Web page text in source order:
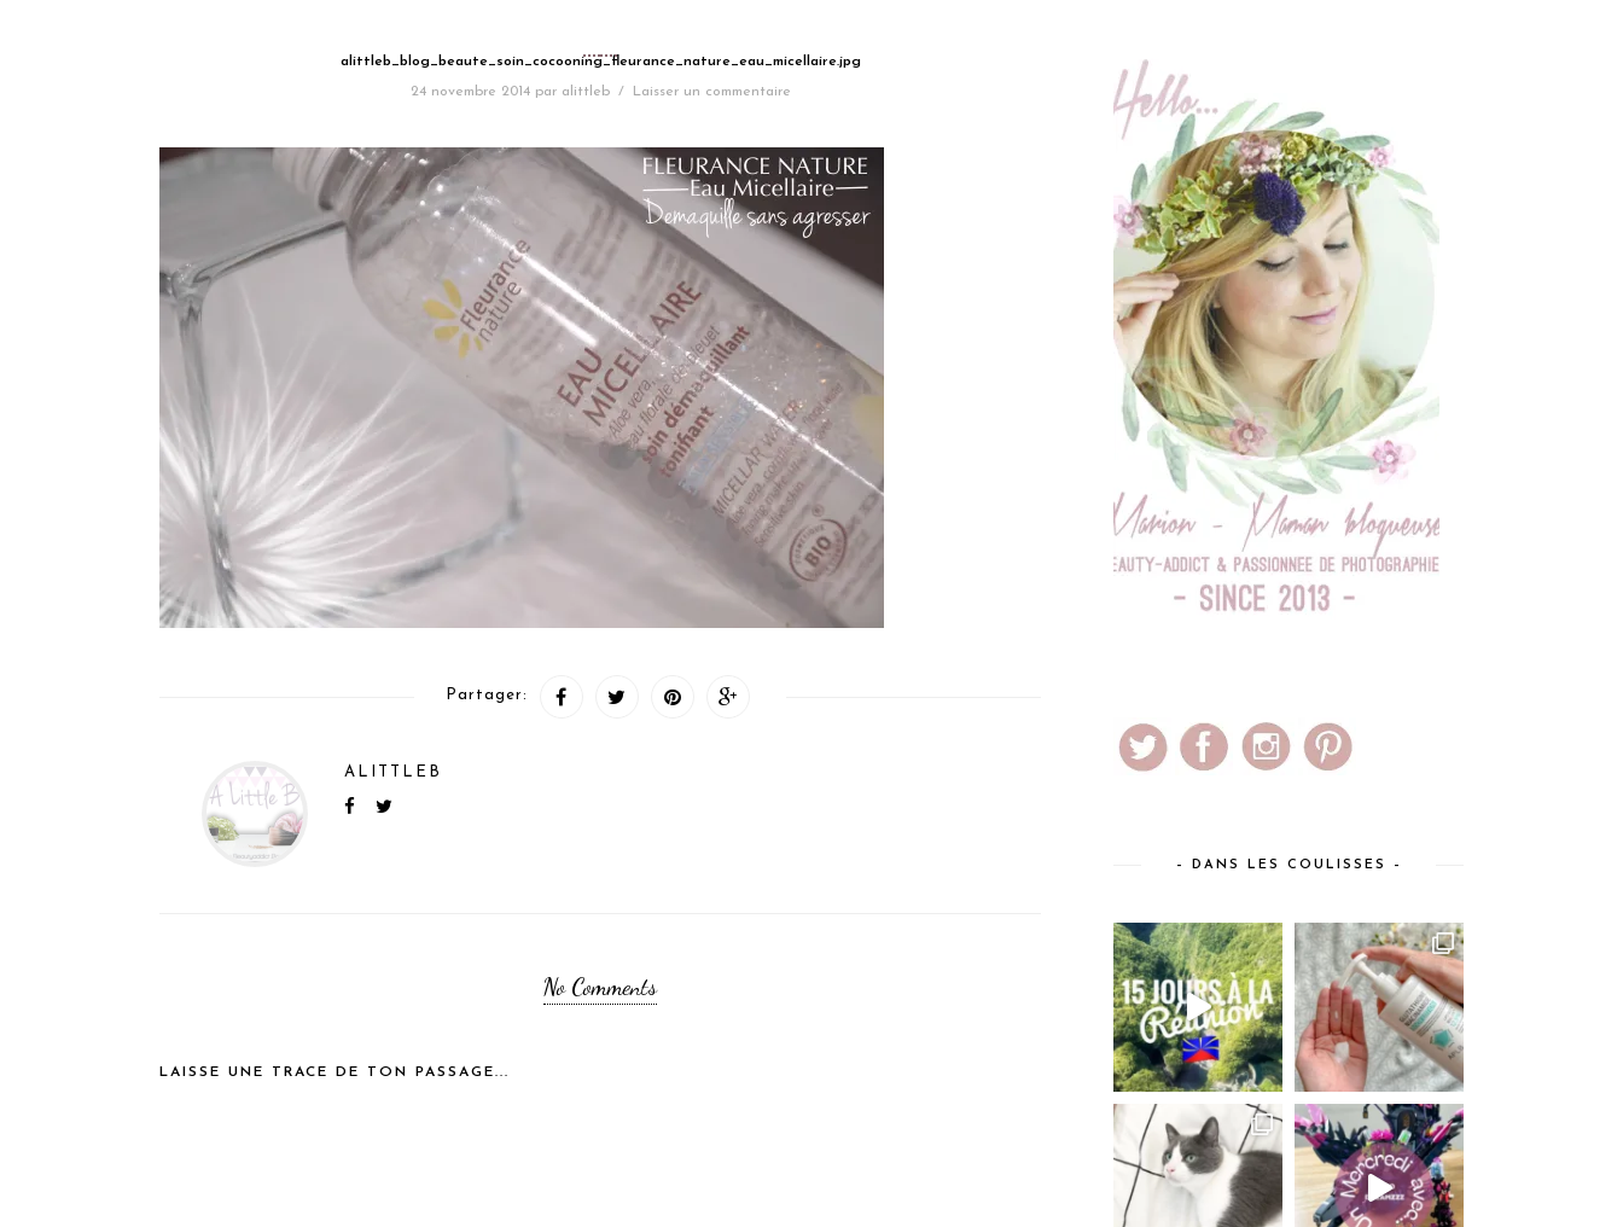
alittleb_blog_beaute_soin_cocooning_fleurance_nature_eau_micellaire.jpg
24 novembre 2014 par alittleb / Laisser un commentaire
Partager:
ALITTLEB
No Comments
LAISSE UNE TRACE DE TON PASSAGE...
– DANS LES COULISSES –